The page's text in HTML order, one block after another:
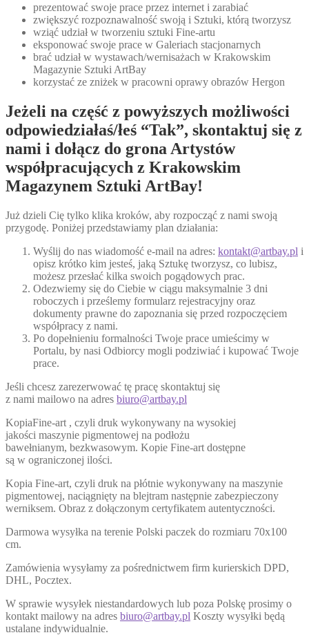
prezentować swoje prace przez internet i zarabiać
zwiększyć rozpoznawalność swoją i Sztuki, którą tworzysz
wziąć udział w tworzeniu sztuki Fine-artu
eksponować swoje prace w Galeriach stacjonarnych
brać udział w wystawach/wernisażach w Krakowskim
Magazynie Sztuki ArtBay
korzystać ze zniżek w pracowni oprawy obrazów Hergon
Jeżeli na część z powyższych możliwości
odpowiedziałaś/łeś “Tak”, skontaktuj się z
nami i dołącz do grona Artystów
współpracujących z Krakowskim
Magazynem Sztuki ArtBay!
Już dzieli Cię tylko klika kroków, aby rozpocząć z nami swoją
przygodę. Poniżej przedstawiamy plan działania:
Wyślij do nas wiadomość e-mail na adres: kontakt@artbay.pl i
opisz krótko kim jesteś, jaką Sztukę tworzysz, co lubisz,
możesz przesłać kilka swoich pogądowych prac.
Odezwiemy się do Ciebie w ciągu maksymalnie 3 dni
roboczych i prześlemy formularz rejestracyjny oraz
dokumenty prawne do zapoznania się przed rozpoczęciem
współpracy z nami.
Po dopełnieniu formalności Twoje prace umieścimy w
Portalu, by nasi Odbiorcy mogli podziwiać i kupować Twoje
prace.
Jeśli chcesz zarezerwować tę pracę skontaktuj się
z nami mailowo na adres biuro@artbay.pl
KopiaFine-art , czyli druk wykonywany na wysokiej
jakości maszynie pigmentowej na podłożu
bawełnianym, bezkwasowym. Kopie Fine-art dostępne
są w ograniczonej ilości.
Kopia Fine-art, czyli druk na płótnie wykonywany na maszynie
pigmentowej, naciągnięty na blejtram następnie zabezpieczony
werniksem. Obraz z dołączonym certyfikatem autentyczności.
Darmowa wysyłka na terenie Polski paczek do rozmiaru 70x100
cm.
Zamówienia wysyłamy za pośrednictwem firm kurierskich DPD,
DHL, Pocztex.
W sprawie wysyłek niestandardowych lub poza Polskę prosimy o
kontakt mailowy na adres biuro@artbay.pl Koszty wysyłki będą
ustalane indywidualnie.